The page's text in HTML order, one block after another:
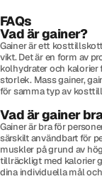
FAQs
Vad är gainer?
Gainer är ett
vikt. Det är en form av
kolhydrater och kalorier
storlek. Mass gainer,
för samma typ av
Vad är gainer
Gainer är bra för
särskilt användbart för
muskler på grund av
tillräckligt med kalorier
dina individuella mål